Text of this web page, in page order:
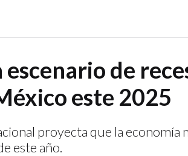
de
este 2025
proyecta que la economía
este año.